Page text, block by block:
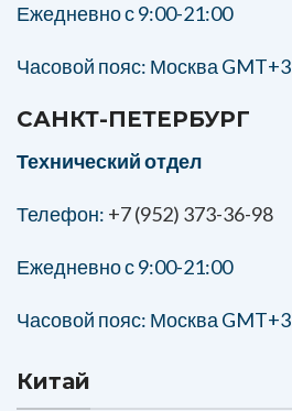
Ежедневно с 9:00-21:00
Часовой пояс: Москва GMT+3
САНКТ-ПЕТЕРБУРГ
Технический отдел
Телефон: +7 (952) 373-36-98
Ежедневно с 9:00-21:00
Часовой пояс: Москва GMT+3
Китай